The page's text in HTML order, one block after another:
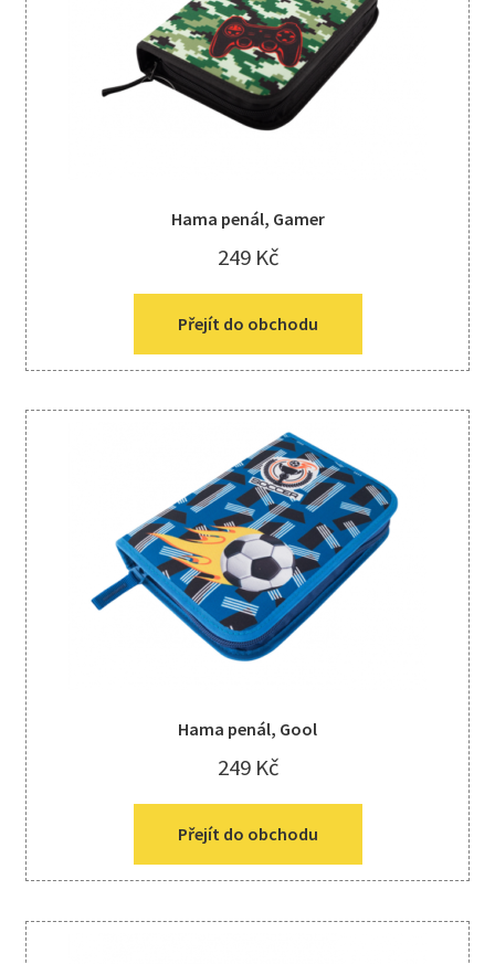
Kreativní tvoření
child
menu
Hama penál, Gamer
249 Kč
Přejít do obchodu
Hama penál, Gool
249 Kč
Přejít do obchodu